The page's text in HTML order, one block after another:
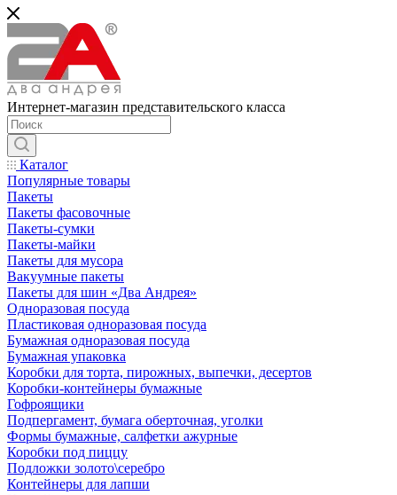
Интернет-магазин представительского класса
Каталог
Популярные товары
Пакеты
Пакеты фасовочные
Пакеты-сумки
Пакеты-майки
Пакеты для мусора
Вакуумные пакеты
Пакеты для шин «Два Андрея»
Одноразовая посуда
Пластиковая одноразовая посуда
Бумажная одноразовая посуда
Бумажная упаковка
Коробки для торта, пирожных, выпечки, десертов
Коробки-контейнеры бумажные
Гофроящики
Подпергамент, бумага оберточная, уголки
Формы бумажные, салфетки ажурные
Коробки под пиццу
Подложки золото\серебро
Контейнеры для лапши